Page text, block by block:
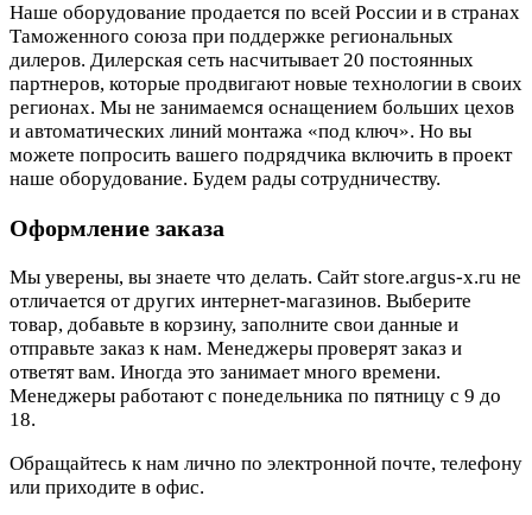
Наше оборудование продается по всей России и в странах
Таможенного союза при поддержке региональных
дилеров. Дилерская сеть насчитывает 20 постоянных
партнеров, которые продвигают новые технологии в своих
регионах. Мы не занимаемся оснащением больших цехов
и автоматических линий монтажа «под ключ». Но вы
можете попросить вашего подрядчика включить в проект
наше оборудование. Будем рады сотрудничеству.
Оформление заказа
Мы уверены, вы знаете что делать. Сайт store.argus-x.ru не
отличается от других интернет-магазинов. Выберите
товар, добавьте в корзину, заполните свои данные и
отправьте заказ к нам. Менеджеры проверят заказ и
ответят вам. Иногда это занимает много времени.
Менеджеры работают с понедельника по пятницу с 9 до
18.
Обращайтесь к нам лично по электронной почте, телефону
или приходите в офис.